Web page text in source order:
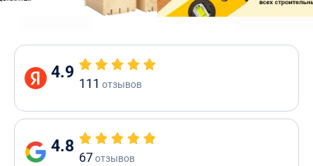
4.9
111 отзывов
4.8
67отзывов